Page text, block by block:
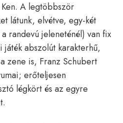
A legtöbbször
látunk, elvétve, egy-két
randevú jeleneténél) van fix
játék abszolút karakterhű,
zene is, Franz Schubert
erőteljesen
légkört és az egyre